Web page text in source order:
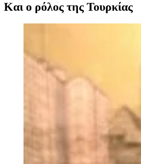
Και ο ρόλος της Τουρκίας